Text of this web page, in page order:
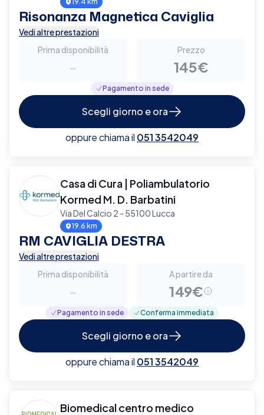
Risonanza Magnetica Caviglia
Vedi altre prestazioni
Prima disponibilità
-
Prezzo
145€
Pagamento in sede
Scegli giorno e ora
oppure chiama il 051 3542049
Casa di Cura | Poliambulatorio
Kormed M. D. Barbatini
Via Del Calcio 2 - 55100 Lucca
19.6 km
RM CAVIGLIA DESTRA
Vedi altre prestazioni
Prima disponibilità
-
A partire da
149€
Pagamento in sede Conferma immediata
Scegli giorno e ora
oppure chiama il 051 3542049
Biomedical centro medico